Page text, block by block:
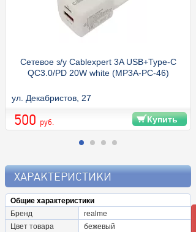
Сетевое з/у Cablexpert 3A USB+Type-C
QC3.0/PD 20W white (MP3A-PC-46)
ул. Декабристов, 27
500 руб. Купить
ХАРАКТЕРИСТИКИ
Общие характеристики
Бренд
realme
Цвет товара
бежевый